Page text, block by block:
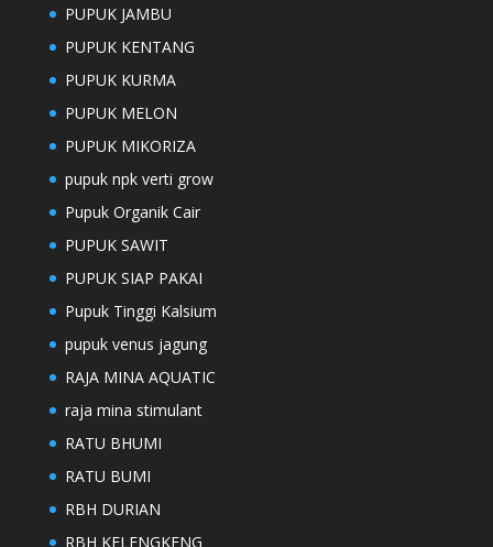
PUPUK JAMBU
PUPUK KENTANG
PUPUK KURMA
PUPUK MELON
PUPUK MIKORIZA
pupuk npk verti grow
Pupuk Organik Cair
PUPUK SAWIT
PUPUK SIAP PAKAI
Pupuk Tinggi Kalsium
pupuk venus jagung
RAJA MINA AQUATIC
raja mina stimulant
RATU BHUMI
RATU BUMI
RBH DURIAN
RBH KELENGKENG